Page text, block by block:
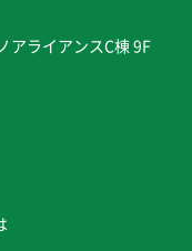
アライアンスC棟 9F